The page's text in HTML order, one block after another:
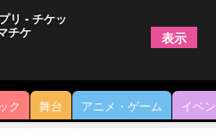
ク 舞台 アニメ・ゲーム イベ
リ - チケッ
チケ 表示